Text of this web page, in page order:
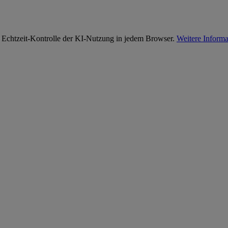
Kontrolle der KI-Nutzung in jedem Browser. Weitere